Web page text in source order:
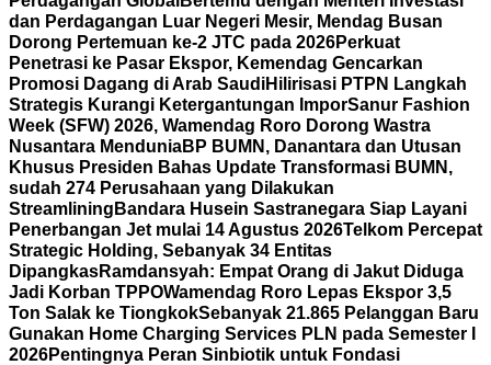
dan Perdagangan Luar Negeri Mesir, Mendag Busan
Dorong Pertemuan ke-2 JTC pada 2026Perkuat
Penetrasi ke Pasar Ekspor, Kemendag Gencarkan
Promosi Dagang di Arab SaudiHilirisasi PTPN Langkah
Strategis Kurangi Ketergantungan ImporSanur Fashion
Week (SFW) 2026, Wamendag Roro Dorong Wastra
Nusantara MenduniaBP BUMN, Danantara dan Utusan
Khusus Presiden Bahas Update Transformasi BUMN,
sudah 274 Perusahaan yang Dilakukan
Streamlining Bandara Husein Sastranegara Siap Layani
Penerbangan Jet mulai 14 Agustus 2026Telkom Percepat
Strategic Holding, Sebanyak 34 Entitas
DipangkasRamdansyah: Empat Orang di Jakut Diduga
Jadi Korban TPPOWamendag Roro Lepas Ekspor 3,5
Ton Salak ke TiongkokSebanyak 21.865 Pelanggan Baru
Gunakan Home Charging Services PLN pada Semester I
2026Pentingnya Peran Sinbiotik untuk Fondasi